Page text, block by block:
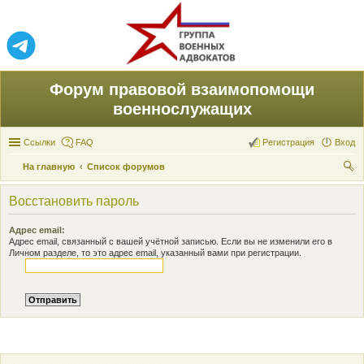
Форум правовой взаимопомощи
военнослужащих
Ссылки FAQ Вход
Регистрация
На главную
Список форумов
ои
Восстановить пароль
Адрес email:
Адрес email, связанный с вашей учётной записью. Если вы не изменили его в
Личном разделе, то это адрес email, указанный вами при регистрации.